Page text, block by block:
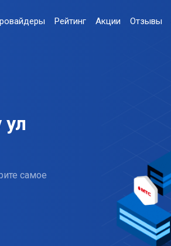
Рейтинг Акции Отзывы
самое